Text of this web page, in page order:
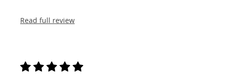
Read full review